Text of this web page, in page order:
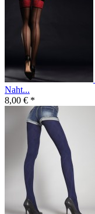
Naht...
8,00 € *